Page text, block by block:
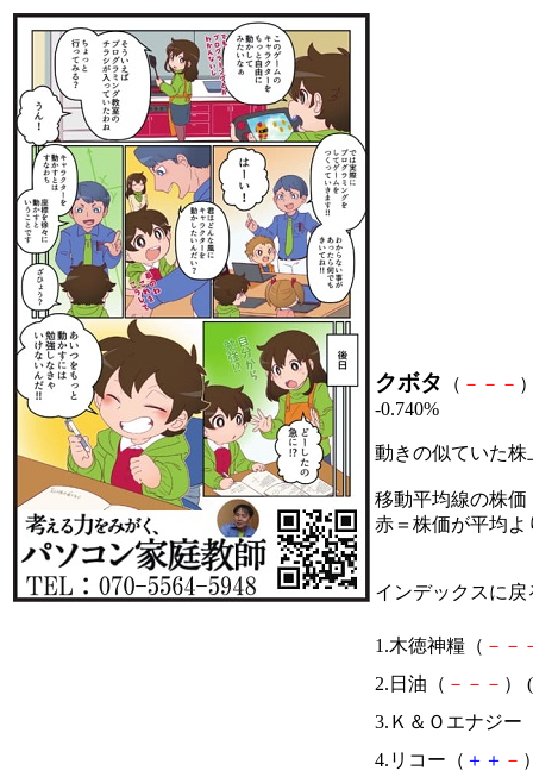
クボタ （ － － －
-0.740%
動きの似ていた
移動平均線の株価
赤＝株価が平均
インデックスに戻
1.木徳神糧（ － －
2.日油（ － － － ） (
3.Ｋ＆Ｏエナジー
4.リコー（ ＋ ＋ －